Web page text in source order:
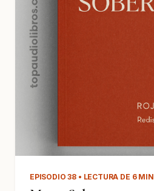
EPISODIO 38 • LECTURA DE 6 MIN